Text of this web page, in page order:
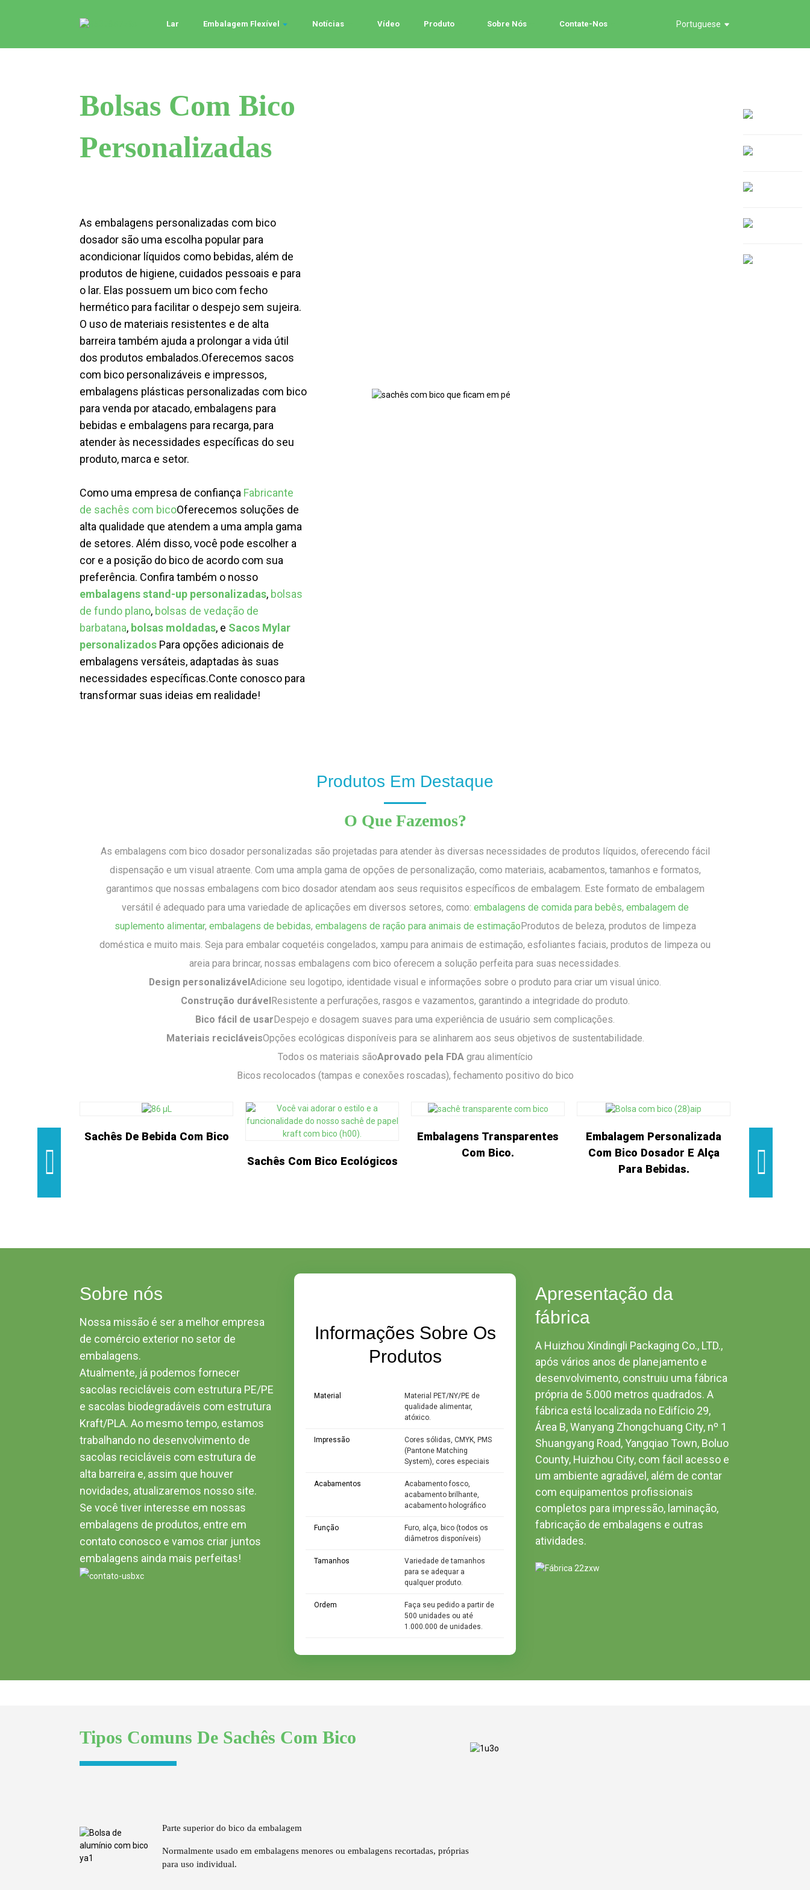
Lar Embalagem Flexível Notícias Vídeo Produto Sobre Nós Contate-Nos Portuguese
Bolsas Com Bico
Personalizadas
As embalagens personalizadas com bico
dosador são uma escolha popular para
acondicionar líquidos como bebidas, além de
produtos de higiene, cuidados pessoais e para
o lar. Elas possuem um bico com fecho
hermético para facilitar o despejo sem sujeira.
O uso de materiais resistentes e de alta
barreira também ajuda a prolongar a vida útil
dos produtos embalados.Oferecemos sacos
com bico personalizáveis ​​e impressos,
embalagens plásticas personalizadas com bico
para venda por atacado, embalagens para
bebidas e embalagens para recarga, para
atender às necessidades específicas do seu
produto, marca e setor.
Como uma empresa de confiança Fabricante
de sachês com bicoOferecemos soluções de
alta qualidade que atendem a uma ampla gama
de setores. Além disso, você pode escolher a
cor e a posição do bico de acordo com sua
preferência. Confira também o nosso
embalagens stand-up personalizadas, bolsas
de fundo plano, bolsas de vedação de
barbatana, bolsas moldadas, e Sacos Mylar
personalizados Para opções adicionais de
embalagens versáteis, adaptadas às suas
necessidades específicas.Conte conosco para
transformar suas ideias em realidade!
Produtos Em Destaque
O Que Fazemos?
As embalagens com bico dosador personalizadas são projetadas para atender às diversas necessidades de produtos líquidos, oferecendo fácil
dispensação e um visual atraente. Com uma ampla gama de opções de personalização, como materiais, acabamentos, tamanhos e formatos,
garantimos que nossas embalagens com bico dosador atendam aos seus requisitos específicos de embalagem. Este formato de embalagem
versátil é adequado para uma variedade de aplicações em diversos setores, como: embalagens de comida para bebês, embalagem de
suplemento alimentar, embalagens de bebidas, embalagens de ração para animais de estimaçãoProdutos de beleza, produtos de limpeza
doméstica e muito mais. Seja para embalar coquetéis congelados, xampu para animais de estimação, esfoliantes faciais, produtos de limpeza ou
areia para brincar, nossas embalagens com bico oferecem a solução perfeita para suas necessidades.
Design personalizávelAdicione seu logotipo, identidade visual e informações sobre o produto para criar um visual único.
Construção durávelResistente a perfurações, rasgos e vazamentos, garantindo a integridade do produto.
Bico fácil de usarDespejo e dosagem suaves para uma experiência de usuário sem complicações.
Materiais recicláveisOpções ecológicas disponíveis para se alinharem aos seus objetivos de sustentabilidade.
Todos os materiais sãoAprovado pela FDAgrau alimentício
Bicos recolocados (tampas e conexões roscadas), fechamento positivo do bico
Sachês De Bebida Com Bico
Sachês Com Bico Ecológicos
Embalagens Transparentes
Com Bico.
Embalagem Personalizada
Com Bico Dosador E Alça
Para Bebidas.
Folha De
Sobre nós
Nossa missão é ser a melhor empresa
de comércio exterior no setor de
embalagens.
Atualmente, já podemos fornecer
sacolas recicláveis ​​com estrutura PE/PE
e sacolas biodegradáveis ​​com estrutura
Kraft/PLA. Ao mesmo tempo, estamos
trabalhando no desenvolvimento de
sacolas recicláveis ​​com estrutura de
alta barreira e, assim que houver
novidades, atualizaremos nosso site.
Se você tiver interesse em nossas
embalagens de produtos, entre em
contato conosco e vamos criar juntos
embalagens ainda mais perfeitas!
Informações Sobre Os
Produtos
Material
Material PET/NY/PE de
qualidade alimentar,
atóxico.
Impressão
Cores sólidas, CMYK, PMS
(Pantone Matching
System), cores especiais
Acabamentos
Acabamento fosco,
acabamento brilhante,
acabamento holográfico
Função
Furo, alça, bico (todos os
diâmetros disponíveis)
Tamanhos
Variedade de tamanhos
para se adequar a
qualquer produto.
Ordem
Faça seu pedido a partir de
500 unidades ou até
1.000.000 de unidades.
Apresentação da
fábrica
A Huizhou Xindingli Packaging Co., LTD.,
após vários anos de planejamento e
desenvolvimento, construiu uma fábrica
própria de 5.000 metros quadrados. A
fábrica está localizada no Edifício 29,
Área B, Wanyang Zhongchuang City, nº 1
Shuangyang Road, Yangqiao Town, Boluo
County, Huizhou City, com fácil acesso e
um ambiente agradável, além de contar
com equipamentos profissionais
completos para impressão, laminação,
fabricação de embalagens e outras
atividades.
Tipos Comuns De Sachês Com Bico
para uso individual.
Parte superior do bico da embalagem
Essa posição é ideal para embalagens de 8 a 16 onças, pois aproveita a
Parte superior do bico da embalagem
Normalmente usado em embalagens menores ou embalagens recortadas, próprias
para uso individual.